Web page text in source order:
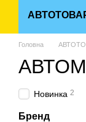
Головна
Новинка 2
Бренд